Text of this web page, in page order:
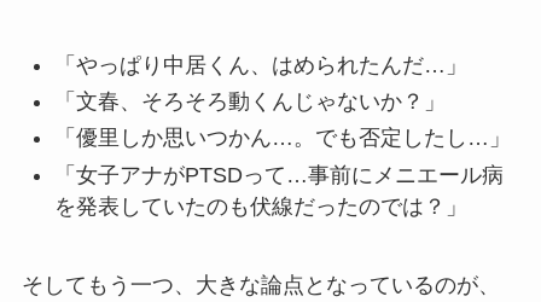
「やっぱり中居くん、はめられたんだ…」
「文春、そろそろ動くんじゃないか？」
「優里しか思いつかん…。でも否定したし…」
「女子アナがPTSDって…事前にメニエール病
を発表していたのも伏線だったのでは？」
そしてもう一つ、大きな論点となっているのが、